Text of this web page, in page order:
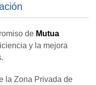
de Mutua
y la mejora
la Zona Privada de